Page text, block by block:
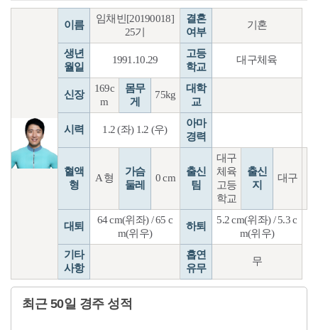
이름
임채빈[20190018]
25기
결혼
여부
기혼
생년
월일
1991.10.29
고등
학교
대구체육
신장
169c
m
몸무
게
75kg
대학
교
시력 1.2 (좌) 1.2 (우)
아마
경력
혈액
형
A 형
가슴
둘레
0 cm
출신
팀
대구
체육
고등
학교
출신
지
대구
대퇴
64 cm(위좌) / 65 c
m(위우)
하퇴
5.2 cm(위좌) / 5.3 c
m(위우)
기타
사항
흡연
유무
무